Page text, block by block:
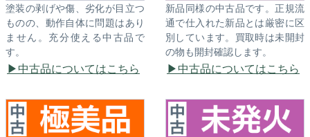
塗装の剥げや傷、劣化が目立つ
ものの、動作自体に問題はあり
ません。充分使える中古品で
す。
中古品についてはこちら
新品同様の中古品です。正規流
通で仕入れた新品とは厳密に区
別しています。買取時は未開封
の物も開封確認します。
中古品についてはこちら